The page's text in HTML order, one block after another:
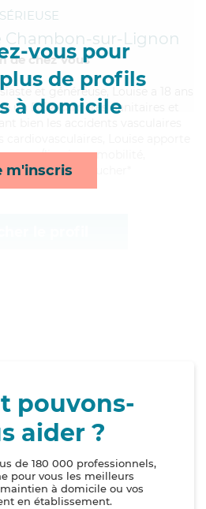
vous pour
de profils
à domicile
m'inscris
SÉRIEUSE
Chambon-sur-Lignon
de chez Vous
et généreuse, Louise a 18 ans
un BEP Carrières Sanitaires et
livraison, mobilité,
nuit et lever/coucher*
pouvons-
aider ?
de 180 000 professionnels,
pour vous les meilleurs
à domicile ou vos
en établissement.